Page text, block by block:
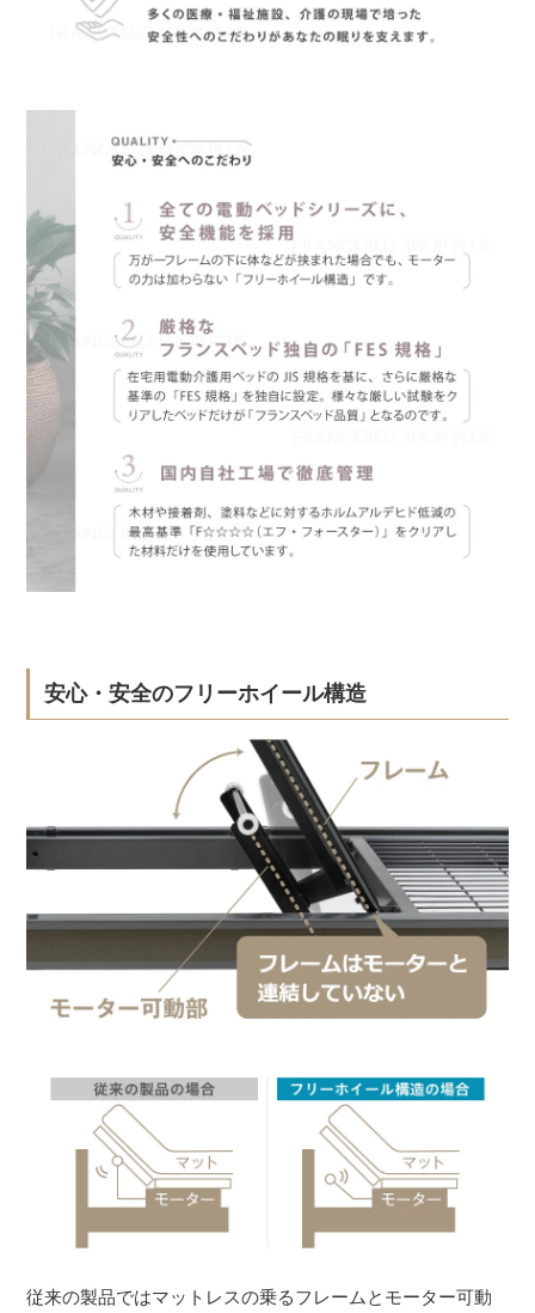
安心・安全のフリーホイール構造
従来の製品ではマットレスの乗るフレームとモーター可動